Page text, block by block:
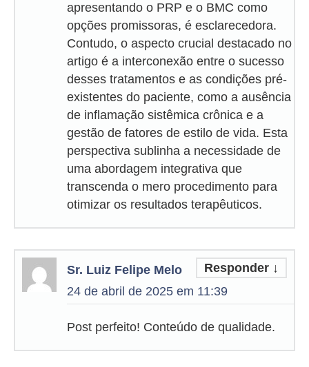
apresentando o PRP e o BMC como
opções promissoras, é esclarecedora.
Contudo, o aspecto crucial destacado no
artigo é a interconexão entre o sucesso
desses tratamentos e as condições pré-
existentes do paciente, como a ausência
de inflamação sistêmica crônica e a
gestão de fatores de estilo de vida. Esta
perspectiva sublinha a necessidade de
uma abordagem integrativa que
transcenda o mero procedimento para
otimizar os resultados terapêuticos.
Sr. Luiz Felipe Melo
24 de abril de 2025 em 11:39
Responder ↓
Post perfeito! Conteúdo de qualidade.